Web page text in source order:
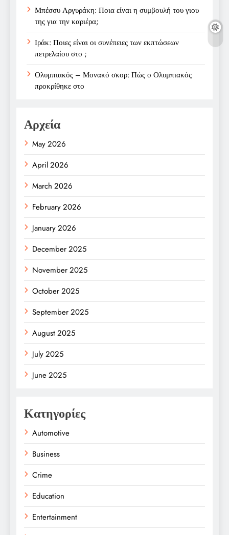
Μπέσσυ Αργυράκη: Ποια είναι η συμβουλή του γιου
της για την καριέρα;
Ιράκ: Ποιες είναι οι συνέπειες των εκπτώσεων
πετρελαίου στο ;
Ολυμπιακός – Μονακό σκορ: Πώς ο Ολυμπιακός
προκρίθηκε στο
Αρχεία
May 2026
April 2026
March 2026
February 2026
January 2026
December 2025
November 2025
October 2025
September 2025
August 2025
July 2025
June 2025
Κατηγορίες
Automotive
Business
Crime
Education
Entertainment